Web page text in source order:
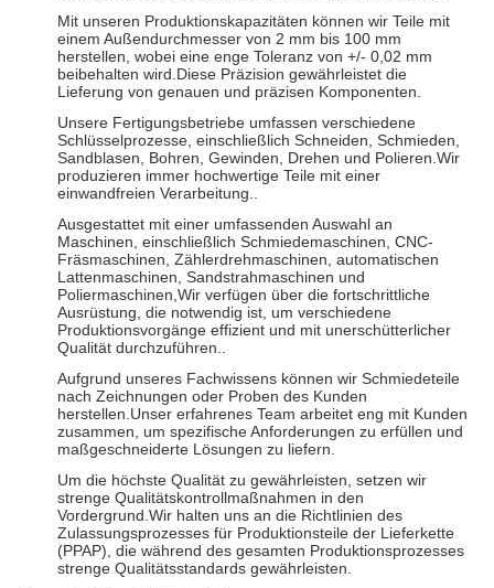
Mit unseren Produktionskapazitäten können wir Teile mit
einem Außendurchmesser von 2 mm bis 100 mm
herstellen, wobei eine enge Toleranz von +/- 0,02 mm
beibehalten wird.Diese Präzision gewährleistet die
Lieferung von genauen und präzisen Komponenten.
Unsere Fertigungsbetriebe umfassen verschiedene
Schlüsselprozesse, einschließlich Schneiden, Schmieden,
Sandblasen, Bohren, Gewinden, Drehen und Polieren.Wir
produzieren immer hochwertige Teile mit einer
einwandfreien Verarbeitung..
Ausgestattet mit einer umfassenden Auswahl an
Maschinen, einschließlich Schmiedemaschinen, CNC-
Fräsmaschinen, Zählerdrehmaschinen, automatischen
Lattenmaschinen, Sandstrahmaschinen und
Poliermaschinen,Wir verfügen über die fortschrittliche
Ausrüstung, die notwendig ist, um verschiedene
Produktionsvorgänge effizient und mit unerschütterlicher
Qualität durchzuführen..
Aufgrund unseres Fachwissens können wir Schmiedeteile
nach Zeichnungen oder Proben des Kunden
herstellen.Unser erfahrenes Team arbeitet eng mit Kunden
zusammen, um spezifische Anforderungen zu erfüllen und
maßgeschneiderte Lösungen zu liefern.
Um die höchste Qualität zu gewährleisten, setzen wir
strenge Qualitätskontrollmaßnahmen in den
Vordergrund.Wir halten uns an die Richtlinien des
Zulassungsprozesses für Produktionsteile der Lieferkette
(PPAP), die während des gesamten Produktionsprozesses
strenge Qualitätsstandards gewährleisten.